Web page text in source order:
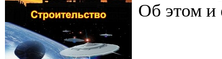
Об этом и